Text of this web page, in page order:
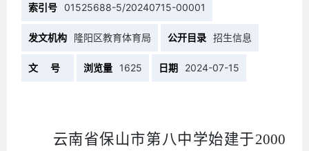
索引号 01525688-5/20240715-00001
发文机构 隆阳区教育体育局 公开目录 招生信息
文 号 浏览量 1625 日期 2024-07-15
云南省保山市第八中学始建于2000